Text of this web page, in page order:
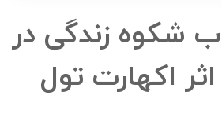
شکوه زندگی در
اکهارت تول